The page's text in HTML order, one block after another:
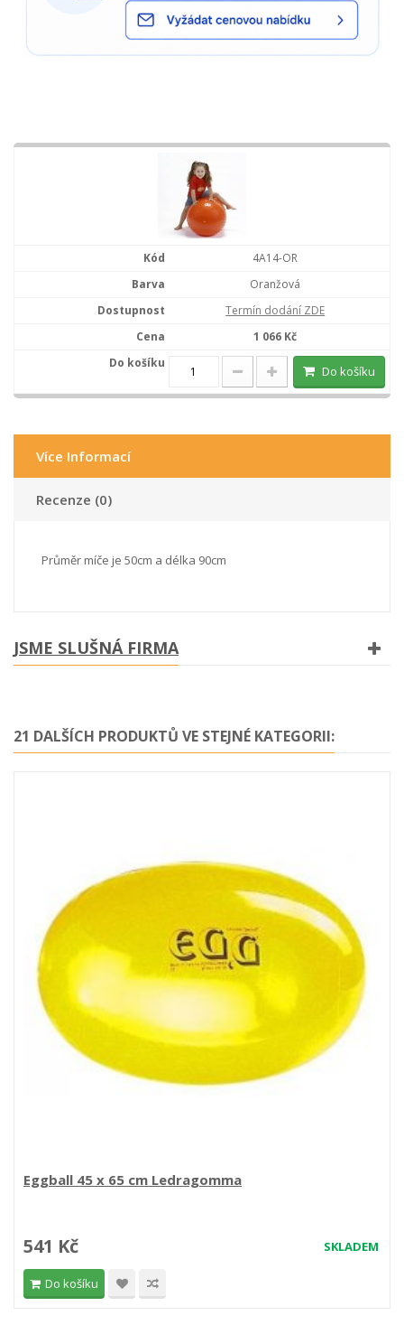
4A14-OR
Oranžová
Termín dodání ZDE
1 066 Kč
Do košíku
Více Informací
Recenze (0)
Průměr míče je 50cm a délka 90cm
JSME SLUŠNÁ FIRMA
21 DALŠÍCH PRODUKTŮ VE STEJNÉ KATEGORII:
Eggball 45 x 65 cm Ledragomma
SKLADEM
541 Kč
Do košíku